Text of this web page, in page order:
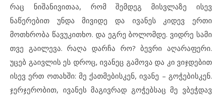
რაც ნიშანივითაა, რომ შემდეგ მისვლაზე ისევ
ნაწერებით უნდა მივიდე და ივანეს კიდევ ერთი
მოთხრობა წავუკითხო. და ეგრე ბოლომდე. ვიდრე სამი
თვე გაილევა. რაღა დარჩა რო? ბევრი აღარაფერი.
უცებ გაივლის ეს დროც, ივანეც გამოვა და კი ვიჯდებით
ისევ ერთ ოთახში: მე ქათმებისკენ, ივანე – გოჭებისკენ.
ჯერჯერობით, ივანეს მაგივრად გოჭებსაც მე ვბეჭდავ